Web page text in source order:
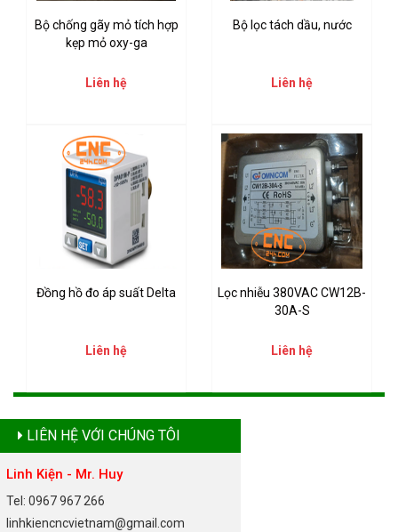
Bộ chống gãy mỏ tích hợp
kẹp mỏ oxy-ga
Liên hệ
Bộ lọc tách dầu, nước
Liên hệ
Đồng hồ đo áp suất Delta
Liên hệ
Lọc nhiễu 380VAC CW12B-
30A-S
Liên hệ
LIÊN HỆ VỚI CHÚNG TÔI
Linh Kiện - Mr. Huy
Tel: 0967 967 266
linhkiencncvietnam@gmail.com